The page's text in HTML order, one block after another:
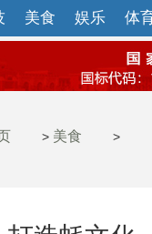
美食 娱乐 体
> 美食 >